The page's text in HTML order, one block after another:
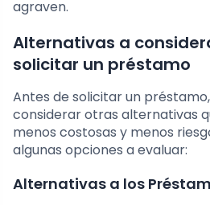
agraven.
Alternativas a
solicitar un préstamo
Antes de solicitar un
considerar otras alternativas
menos costosas y menos
algunas opciones a evaluar:
Alternativas a los